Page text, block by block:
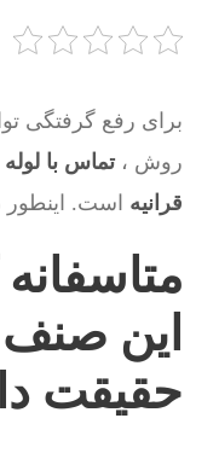
برای رفع گرفتگی
روش ،تماس با
قرانیه است.
این صنف
حقیقت